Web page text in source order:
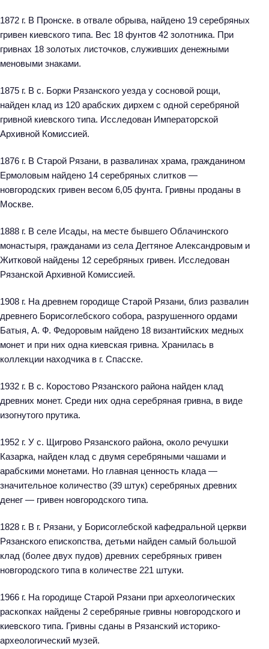
1872 г. В Пронске. в отвале обрыва, найдено 19 серебряных
гривен киевского типа. Вес 18 фунтов 42 золотника. При
гривнах 18 золотых листочков, служивших денежными
меновыми знаками.
1875 г. В с. Борки Рязанского уезда у сосновой рощи,
найден клад из 120 арабских дирхем с одной серебряной
гривной киевского типа. Исследован Императорской
Архивной Комиссией.
1876 г. В Старой Рязани, в развалинах храма, гражданином
Ермоловым найдено 14 серебряных слитков —
новгородских гривен весом 6,05 фунта. Гривны проданы в
Москве.
1888 г. В селе Исады, на месте бывшего Облачинского
монастыря, гражданами из села Дегтяное Александровым и
Житковой найдены 12 серебряных гривен. Исследован
Рязанской Архивной Комиссией.
1908 г. На древнем городище Старой Рязани, близ развалин
древнего Борисоглебского собора, разрушенного ордами
Батыя, А. Ф. Федоровым найдено 18 византийских медных
монет и при них одна киевская гривна. Хранилась в
коллекции находчика в г. Спасске.
1932 г. В с. Коростово Рязанского района найден клад
древних монет. Среди них одна серебряная гривна, в виде
изогнутого прутика.
1952 г. У с. Щигрово Рязанского района, около речушки
Казарка, найден клад с двумя серебряными чашами и
арабскими монетами. Но главная ценность клада —
значительное количество (39 штук) серебряных древних
денег — гривен новгородского типа.
1828 г. В г. Рязани, у Борисоглебской кафедральной церкви
Рязанского епископства, детьми найден самый большой
клад (более двух пудов) древних серебряных гривен
новгородского типа в количестве 221 штуки.
1966 г. На городище Старой Рязани при археологических
раскопках найдены 2 серебряные гривны новгородского и
киевского типа. Гривны сданы в Рязанский историко-
археологический музей.
Н
а
й
т
: